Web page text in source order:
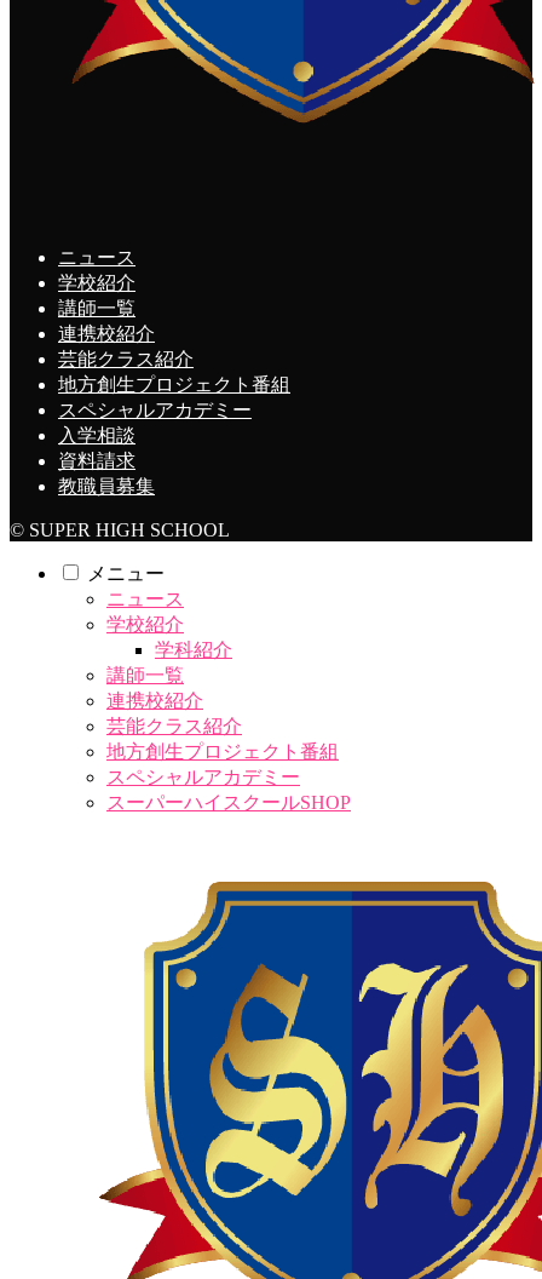
ニュース
学校紹介
講師一覧
連携校紹介
芸能クラス紹介
地方創生プロジェクト番組
スペシャルアカデミー
入学相談
資料請求
教職員募集
© SUPER HIGH SCHOOL
メニュー
ニュース
学校紹介
学科紹介
講師一覧
連携校紹介
芸能クラス紹介
地方創生プロジェクト番組
スペシャルアカデミー
スーパーハイスクールSHOP